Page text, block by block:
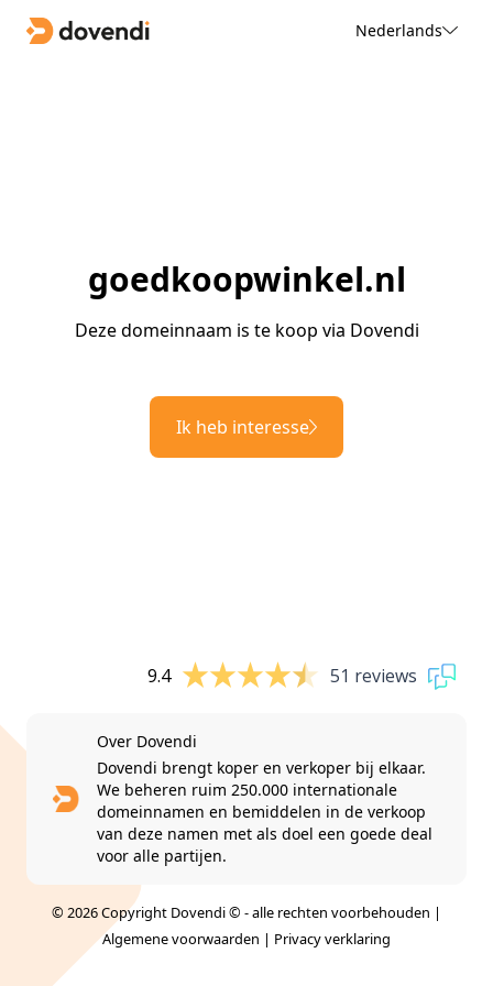
Nederlands
goedkoopwinkel.nl
Deze domeinnaam is te koop via Dovendi
Ik heb interesse
9.4 51 reviews
Over Dovendi
Dovendi brengt koper en verkoper bij elkaar.
We beheren ruim 250.000 internationale
domeinnamen en bemiddelen in de verkoop
van deze namen met als doel een goede deal
voor alle partijen.
© 2026 Copyright Dovendi © - alle rechten voorbehouden |
Algemene voorwaarden | Privacy verklaring